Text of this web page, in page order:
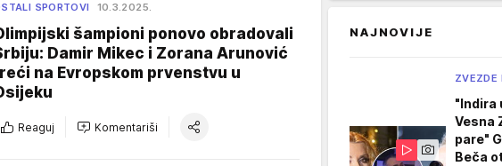
SPORTOVI 10.3.2025.
šampioni ponovo obradovali
Damir Mikec i Zorana Arunović
na Evropskom prvenstvu u
Reaguj Komentariši
NAJNOVIJE
ZVEZDE
"Indira
Vesna
pare"
Beča